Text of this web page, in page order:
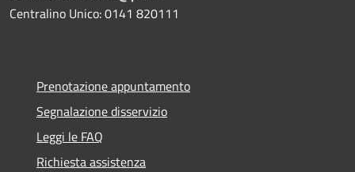
Centralino Unico: 0141 820111
Prenotazione appuntamento
Segnalazione disservizio
Leggi le FAQ
Richiesta assistenza